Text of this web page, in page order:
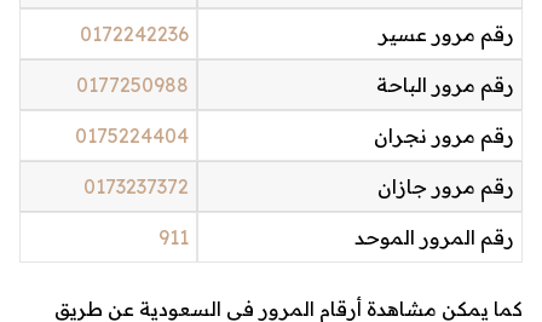
رقم مرور عسير 0172242236
رقم مرور الباحة 0177250988
رقم مرور نجران 0175224404
رقم مرور جازان 0173237372
رقم المرور الموحد 911
كما يمكن مشاهدة أرقام المرور في السعودية عن طريق